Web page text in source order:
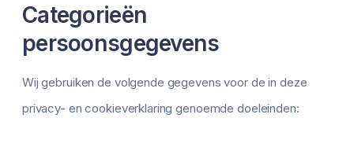
Categorieën
persoonsgegevens
Wij gebruiken de volgende gegevens voor de in deze
privacy- en cookieverklaring genoemde doeleinden: